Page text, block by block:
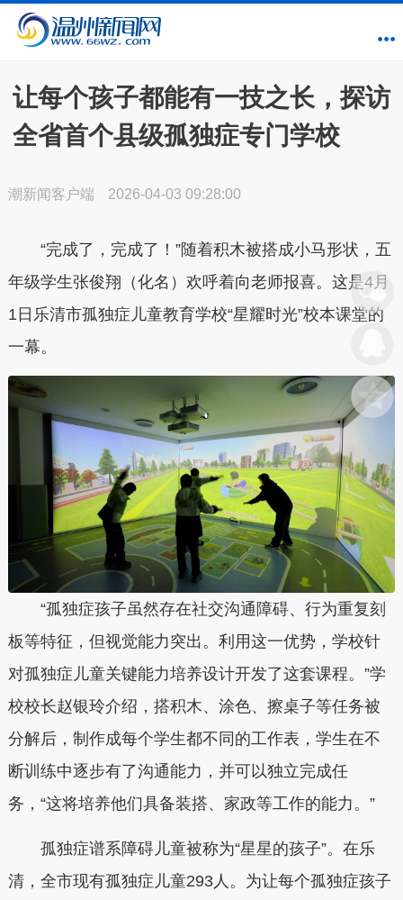
让每个孩子都能有一技之长，探访
全省首个县级孤独症专门学校
潮新闻客户端 2026-04-03 09:28:00
“完成了，完成了！”随着积木被搭成小马形状，五
年级学生张俊翔（化名）欢呼着向老师报喜。这是4月
1日乐清市孤独症儿童教育学校“星耀时光”校本课堂的
一幕。
“孤独症孩子虽然存在社交沟通障碍、行为重复刻
板等特征，但视觉能力突出。利用这一优势，学校针
对孤独症儿童关键能力培养设计开发了这套课程。”学
校校长赵银玲介绍，搭积木、涂色、擦桌子等任务被
分解后，制作成每个学生都不同的工作表，学生在不
断训练中逐步有了沟通能力，并可以独立完成任
务，“这将培养他们具备装搭、家政等工作的能力。”
孤独症谱系障碍儿童被称为“星星的孩子”。在乐
清，全市现有孤独症儿童293人。为让每个孤独症孩子